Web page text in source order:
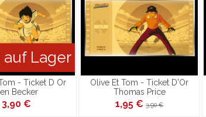
Lager
- Ticket D Or
Becker
3,90 €
Olive Et Tom - Ticket D'Or
Thomas Price
1,95 €3,90 €